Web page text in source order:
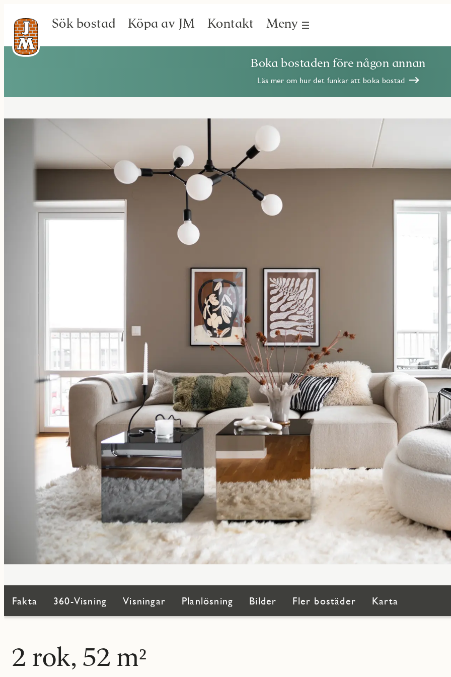
Sök bostad Köpa av JM Kontakt Meny
Boka bostaden före någon annan
Läs mer om hur det funkar att boka bostad
Fakta 360-Visning Visningar Planlösning Bilder Fler bostäder Karta
2 rok, 52 m²